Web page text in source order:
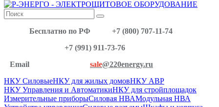
Бесплатно по РФ
+7 (800) 707-11-74
+7 (991) 911-73-76
Email
sale@220energy.ru
НКУ СиловыеНКУ для жилых домовНКУ АВР
НКУ Управления и АвтоматикиНКУ для стройплощадок
Измерительные приборыСиловая НВАМодульная НВА